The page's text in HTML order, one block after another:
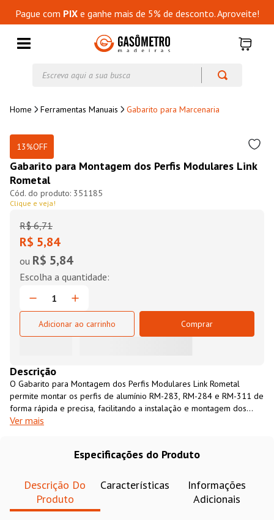
Pague com PIXe ganhe mais de 5% de desconto. Aproveite!
Ferramentas Manuais Gabarito para Marcenaria
13%OFF
Gabarito para Montagem dos Perfis Modulares Link
Rometal
351185
Clique e veja!
R$ 6,71
R$ 5,84
ou R$ 5,84
Adicionar ao carrinho Comprar
Descrição
O Gabarito para Montagem dos Perfis Modulares Link Rometal
permite montar os perfis de alumínio RM-283, RM-284 e RM-311 de
forma rápida e precisa, facilitando a instalação e montagem dos
perfis e proporcionando maior qualidade no trabalho.
Ver mais
Especificações do Produto
Descrição Do
Produto
Características
Informações
Adicionais